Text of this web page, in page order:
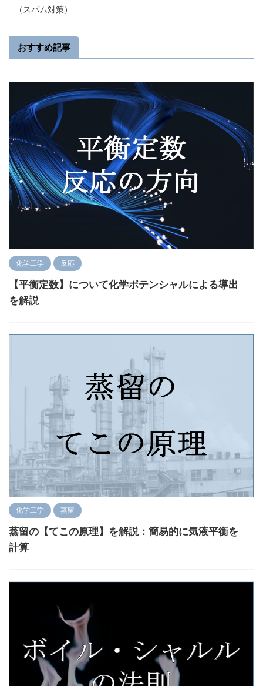
（スパム対策）
おすすめ記事
化学工学 反応
【平衡定数】について化学ポテンシャルによる導出
を解説
化学工学 蒸留
蒸留の【てこの原理】を解説：簡易的に気液平衡を
計算